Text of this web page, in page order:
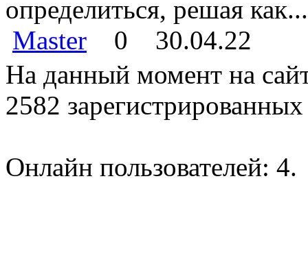
определиться, решая как...
Master
0
30.04.22
На данный момент на
2582 зарегистрированных
Онлайн пользователей: 4.